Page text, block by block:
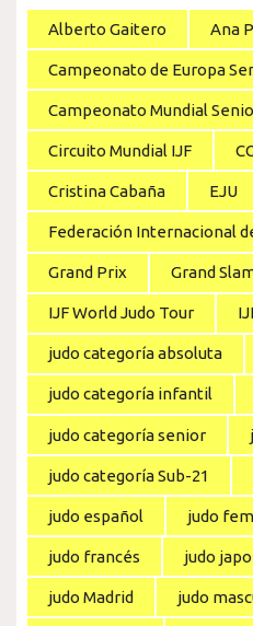
Alberto Gaitero Ana
Campeonato de Europa
Campeonato Mundial
Circuito Mundial IJF
Cristina Cabaña EJU
Federación Internacional
Grand Prix Grand
IJF World Judo Tour
judo categoría absoluta
judo categoría infantil
judo categoría senior
judo categoría Sub-21
judo español judo
judo francés judo
judo Madrid judo